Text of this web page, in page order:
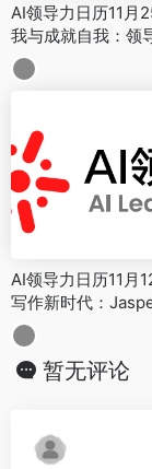
AI领导力日历11月
我与成就自我：领
价值观
AI领导力日历11月
写作新时代：
的实践应用
暂无评论